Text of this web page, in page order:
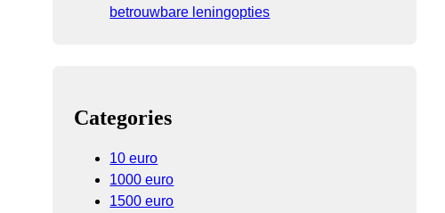
betrouwbare leningopties
Categories
10 euro
1000 euro
1500 euro